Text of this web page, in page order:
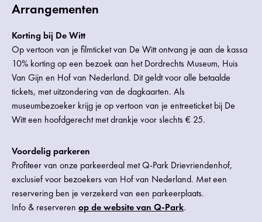
Arrangementen
Korting bij De Witt
Op vertoon van je filmticket van De Witt ontvang je aan de kassa
10% korting op een bezoek aan het Dordrechts Museum, Huis
Van Gijn en Hof van Nederland. Dit geldt voor alle betaalde
tickets, met uitzondering van de dagkaarten. Als
museumbezoeker krijg je op vertoon van je entreeticket bij De
Witt een hoofdgerecht met drankje voor slechts € 25.
Voordelig parkeren
Profiteer van onze parkeerdeal met Q-Park Drievriendenhof,
exclusief voor bezoekers van Hof van Nederland. Met een
reservering ben je verzekerd van een parkeerplaats.
Info & reserveren op de website van Q-Park.